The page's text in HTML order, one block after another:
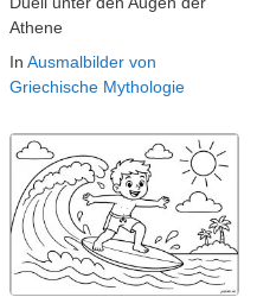
Athene
In Ausmalbilder von
Griechische Mythologie